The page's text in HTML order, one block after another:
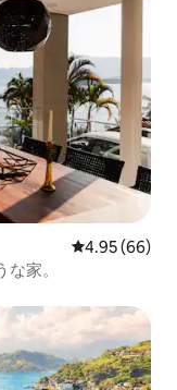
レビュー66
4.95 (66)
家。